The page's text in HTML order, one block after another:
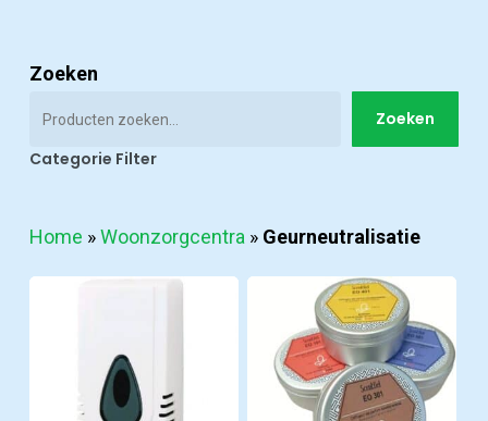
Zoeken
Zoeken
Categorie Filter
Home »Woonzorgcentra » Geurneutralisatie
Productcatalogus
Ziekenhuizen
Productcatalogus
Productcatalogus